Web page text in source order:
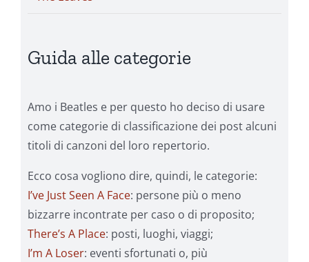
Guida alle categorie
Amo i Beatles e per questo ho deciso di usare
come categorie di classificazione dei post alcuni
titoli di canzoni del loro repertorio.
Ecco cosa vogliono dire, quindi, le categorie:
I’ve Just Seen A Face: persone più o meno
bizzarre incontrate per caso o di proposito;
There’s A Place: posti, luoghi, viaggi;
I’m A Loser: eventi sfortunati o, più